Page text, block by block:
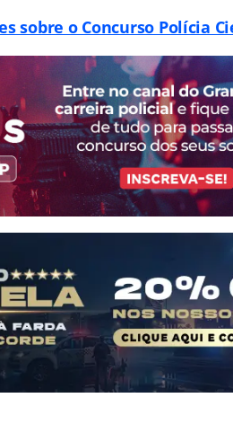
sobre o Concurso Polícia